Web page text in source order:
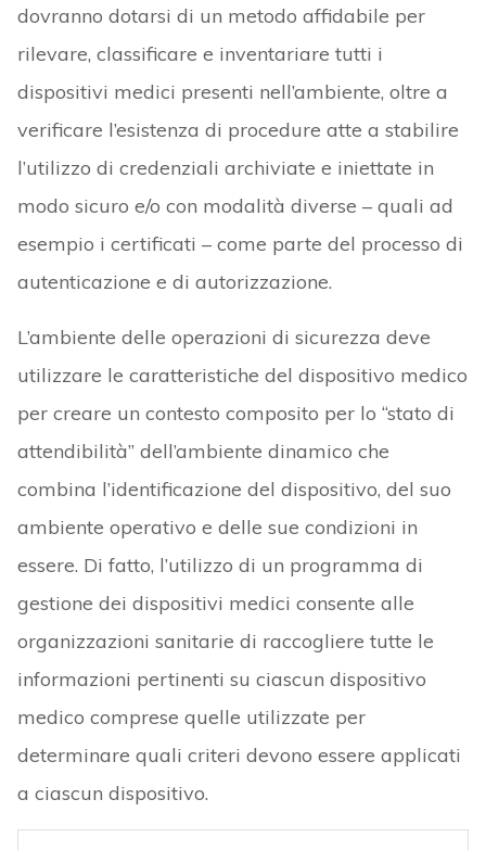
autenticazione e di autorizzazione.
L’ambiente delle operazioni di sicurezza deve
utilizzare le caratteristiche del dispositivo medico
per creare un contesto composito per lo “stato di
attendibilità” dell’ambiente dinamico che
combina l’identificazione del dispositivo, del suo
ambiente operativo e delle sue condizioni in
essere. Di fatto, l’utilizzo di un programma di
gestione dei dispositivi medici consente alle
organizzazioni sanitarie di raccogliere tutte le
informazioni pertinenti su ciascun dispositivo
medico comprese quelle utilizzate per
determinare quali criteri devono essere applicati
a ciascun dispositivo.